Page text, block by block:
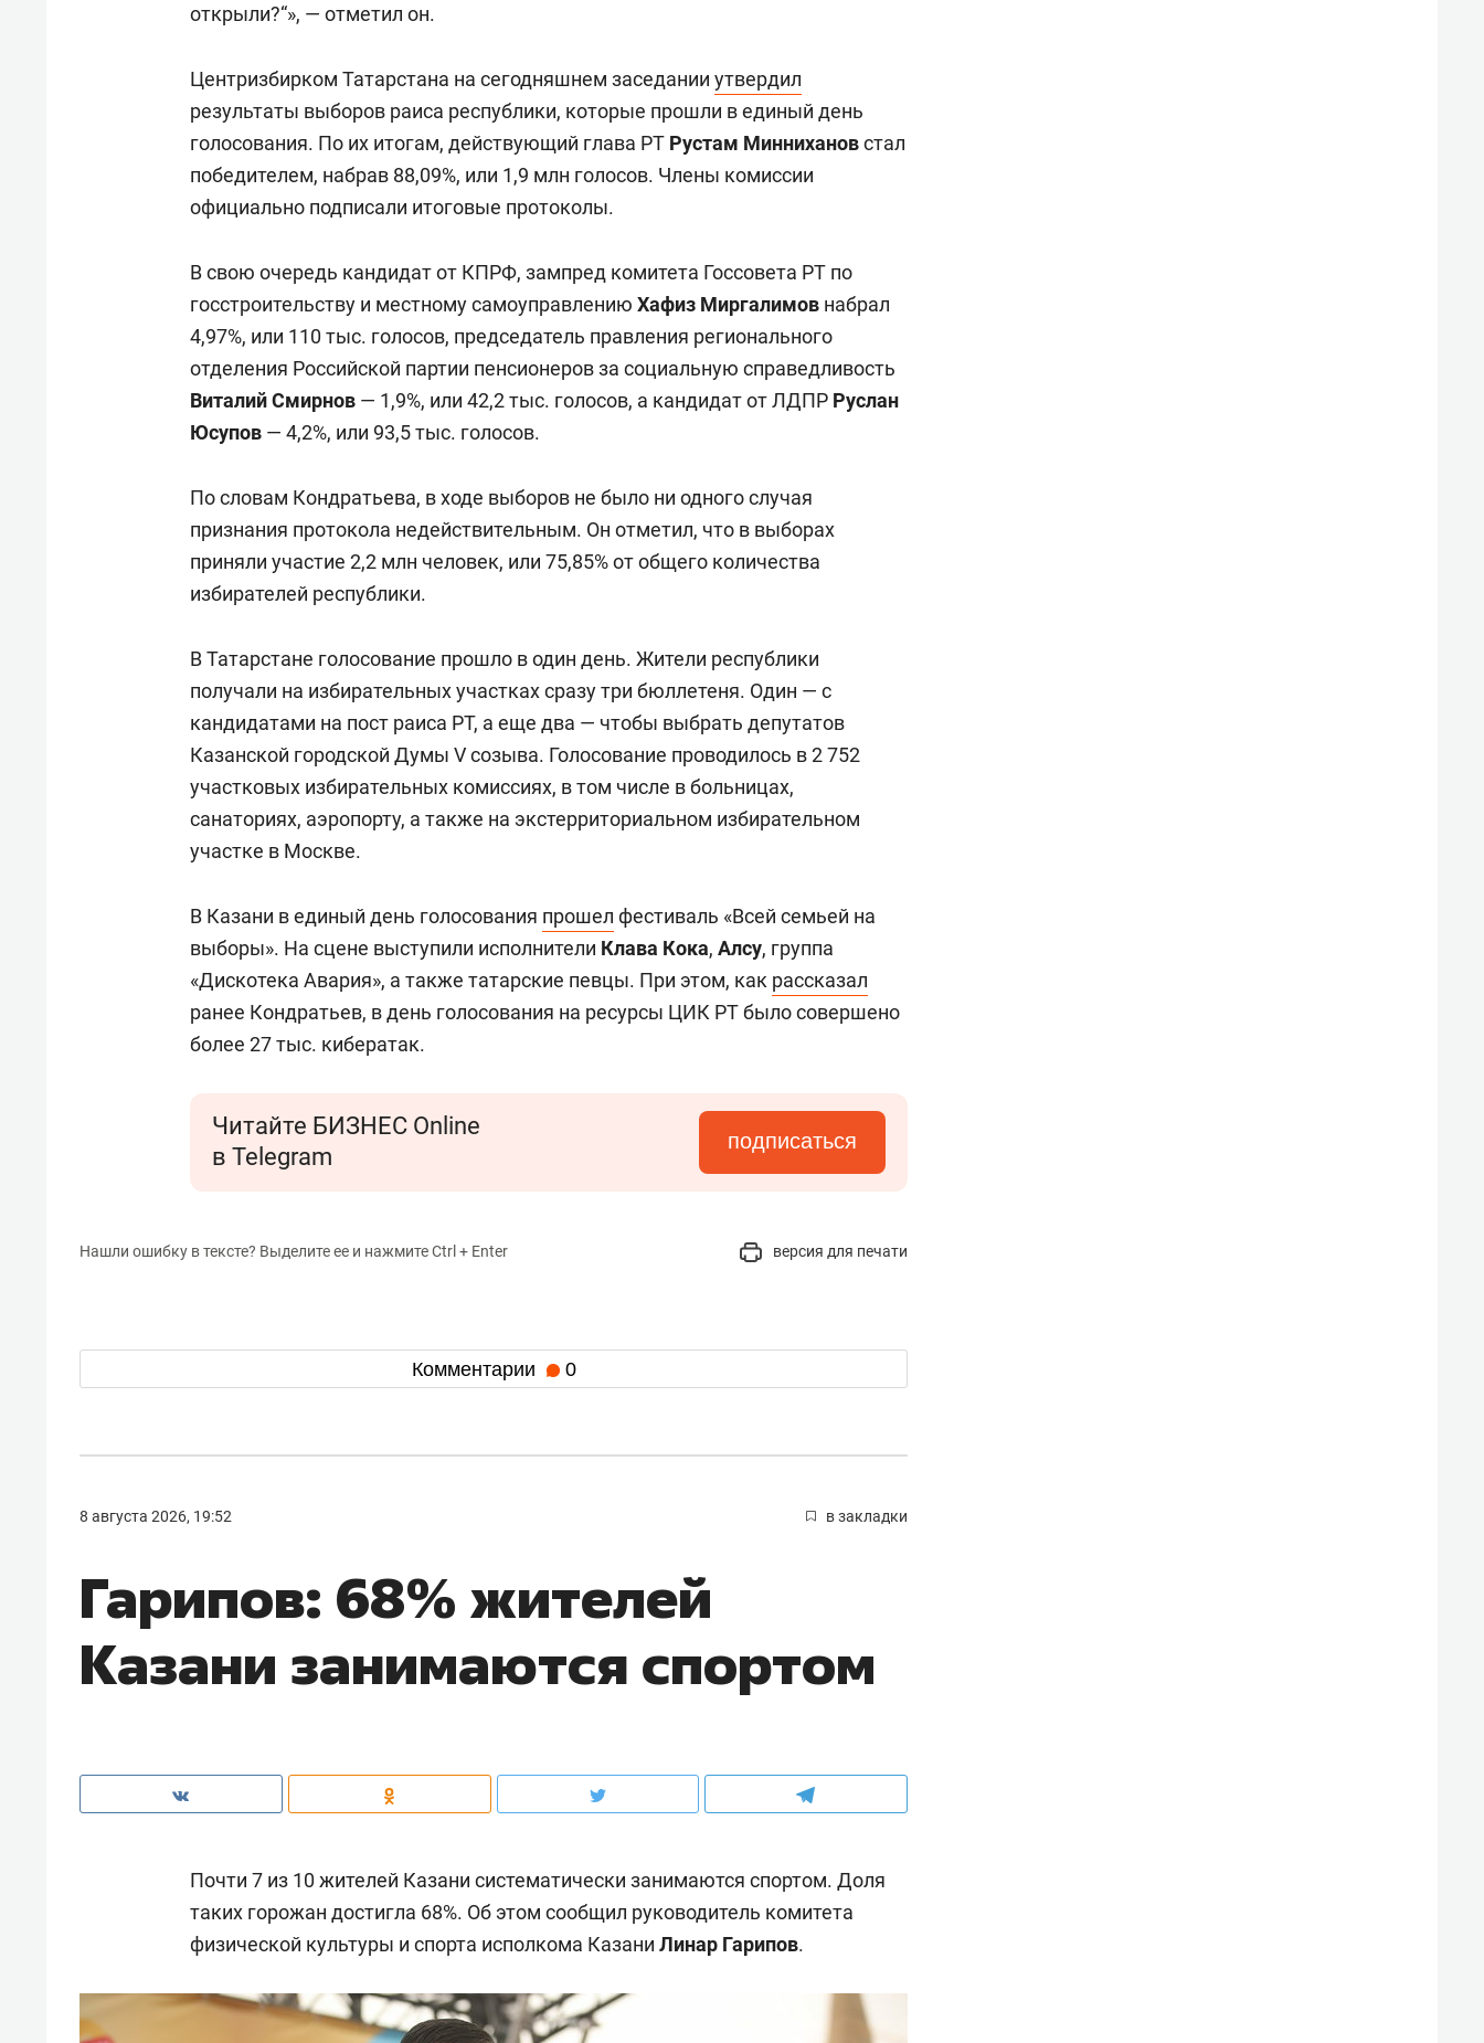
открыли?“», — отметил он.
Центризбирком Татарстана на сегодняшнем заседании утвердил
результаты выборов раиса республики, которые прошли в единый день
голосования. По их итогам, действующий глава РТ Рустам Миннихановстал
победителем, набрав 88,09%, или 1,9 млн голосов. Члены комиссии
официально подписали итоговые протоколы.
В свою очередь кандидат от КПРФ, зампред комитета Госсовета РТ по
госстроительству и местному самоуправлению Хафиз Миргалимов набрал
4,97%, или 110 тыс. голосов, председатель правления регионального
отделения Российской партии пенсионеров за социальную справедливость
Виталий Смирнов — 1,9%, или 42,2 тыс. голосов, а кандидат от ЛДПР Руслан
Юсупов — 4,2%, или 93,5 тыс. голосов.
По словам Кондратьева, в ходе выборов не было ни одного случая
признания протокола недействительным. Он отметил, что в выборах
приняли участие 2,2 млн человек, или 75,85% от общего количества
избирателей республики.
В Татарстане голосование прошло в один день. Жители республики
получали на избирательных участках сразу три бюллетеня. Один — с
кандидатами на пост раиса РТ, а еще два — чтобы выбрать депутатов
Казанской городской Думы V созыва. Голосование проводилось в 2 752
участковых избирательных комиссиях, в том числе в больницах,
санаториях, аэропорту, а также на экстерриториальном избирательном
участке в Москве.
В Казани в единый день голосования прошел фестиваль «Всей семьей на
выборы». На сцене выступили исполнители Клава Кока, Алсу, группа
«Дискотека Авария», а также татарские певцы. При этом, как рассказал
ранее Кондратьев, в день голосования на ресурсы ЦИК РТ было совершено
более 27 тыс. кибератак.
Читайте БИЗНЕС Online
в Telegram
подписаться
Нашли ошибку в тексте? Выделите ее и нажмите Ctrl + Enter версия для печати
Комментарии 0
8 августа 2026, 19:52 в закладки
Гарипов: 68% жителей
Казани занимаются спортом
Почти 7 из 10 жителей Казани систематически занимаются спортом. Доля
таких горожан достигла 68%. Об этом сообщил руководитель комитета
физической культуры и спорта исполкома Казани Линар Гарипов.